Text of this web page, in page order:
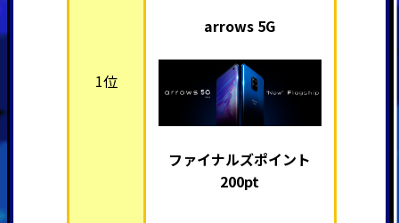
1位
arrows 5G
ファイナルズポイント
200pt